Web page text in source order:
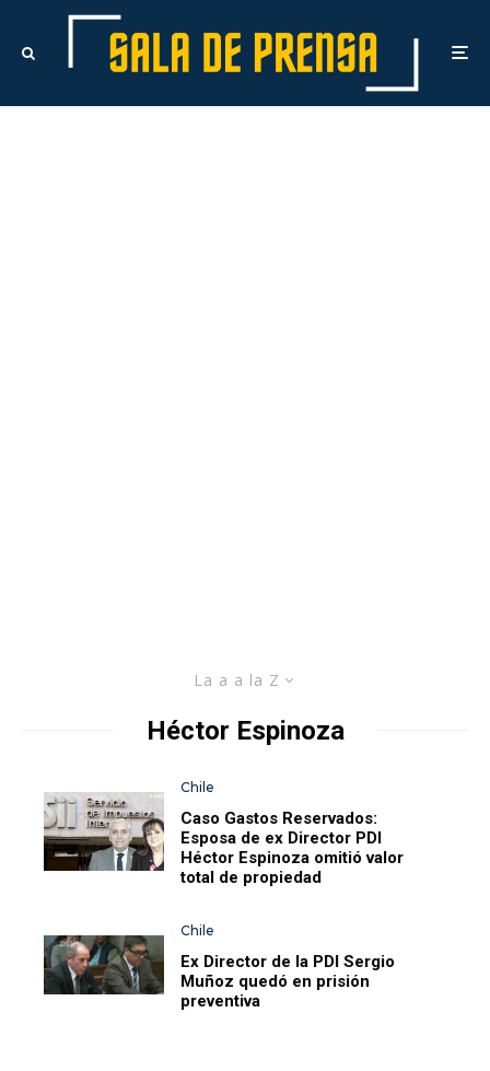
La a a la Z
Héctor Espinoza
Chile
Caso Gastos Reservados:
Esposa de ex Director PDI
Héctor Espinoza omitió valor
total de propiedad
Chile
Ex Director de la PDI Sergio
Muñoz quedó en prisión
preventiva